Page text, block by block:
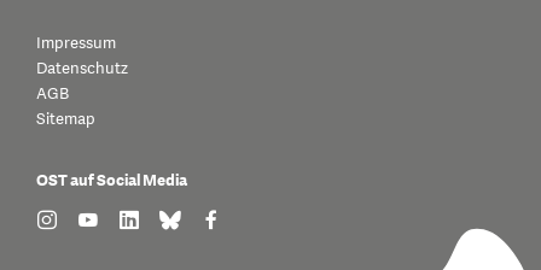
Impressum
Datenschutz
AGB
Sitemap
OST auf Social Media
find us on: instagram
find us on: youtube
find us on: linkedin
find us on: bluesky
find us on: facebook